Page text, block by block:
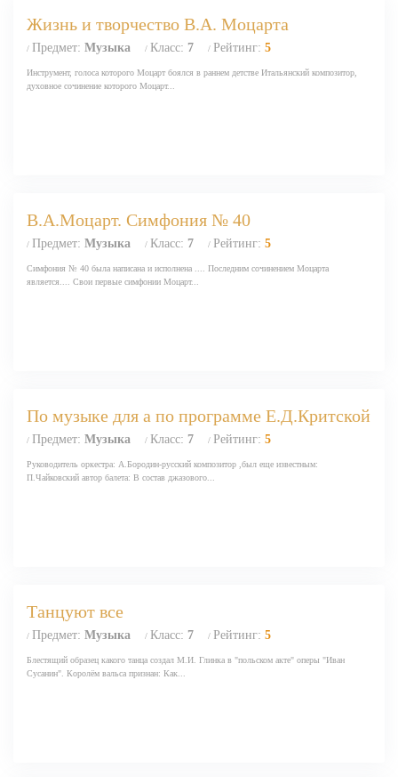
Жизнь и творчество В.А. Моцарта
/ Предмет: Музыка / Класс: 7 / Рейтинг: 5
Инструмент, голоса которого Моцарт боялся в раннем детстве Итальянский композитор,
духовное сочинение которого Моцарт...
В.А.Моцарт. Симфония № 40
/ Предмет: Музыка / Класс: 7 / Рейтинг: 5
Симфония № 40 была написана и исполнена .... Последним сочинением Моцарта
является.... Свои первые симфонии Моцарт...
По музыке для а по программе Е.Д.Критской
/ Предмет: Музыка / Класс: 7 / Рейтинг: 5
Руководитель оркестра: А.Бородин-русский композитор ,был еще известным:
П.Чайковский автор балета: В состав джазового...
Танцуют все
/ Предмет: Музыка / Класс: 7 / Рейтинг: 5
Блестящий образец какого танца создал М.И. Глинка в "польском акте" оперы "Иван
Сусанин". Королём вальса признан: Как...